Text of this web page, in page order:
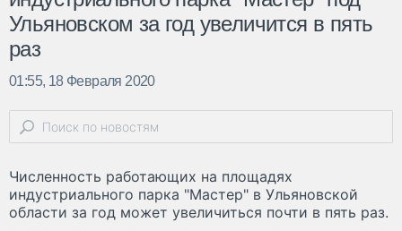
Ульяновском за год увеличится в пять
раз
01:55, 18 Февраля 2020
Численность работающих на площадях
индустриального парка "Мастер" в Ульяновской
области за год может увеличиться почти в пять раз.